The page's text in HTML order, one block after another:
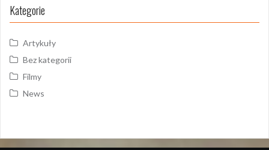
Kategorie
Artykuły
Bez kategorii
Filmy
News